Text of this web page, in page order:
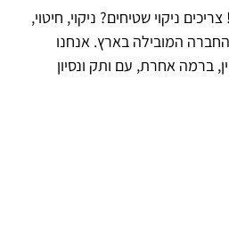
ניקוי שטיחים? ניקוי, חיטוי,
המובילה בארץ​. אנחנו
ברמה אחרת, עם ותק ונסיון